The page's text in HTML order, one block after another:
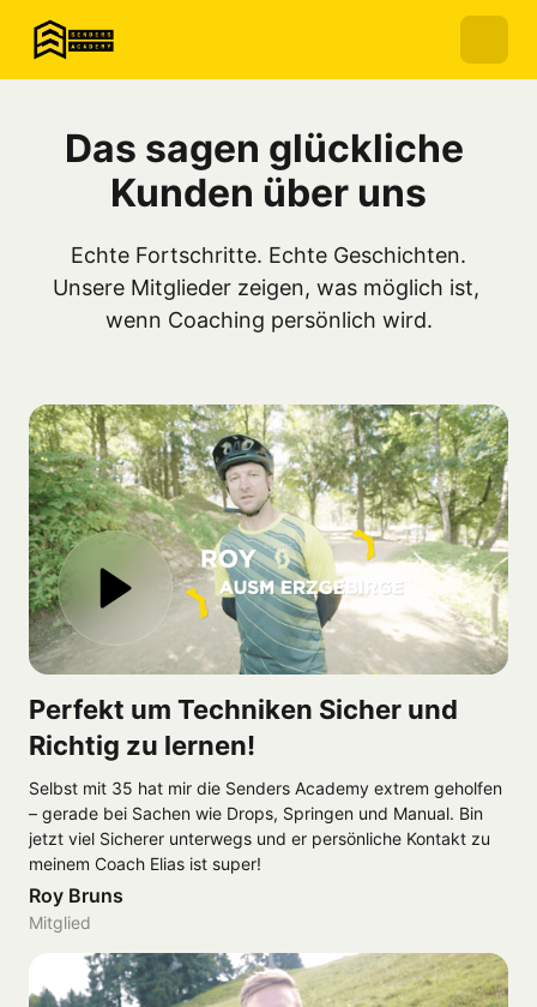
Das sagen glückliche
Kunden über uns
Echte Fortschritte. Echte Geschichten.
Unsere Mitglieder zeigen, was möglich ist,
wenn Coaching persönlich wird.
Perfekt um Techniken Sicher und
Richtig zu lernen!
Selbst mit 35 hat mir die Senders Academy extrem geholfen
– gerade bei Sachen wie Drops, Springen und Manual. Bin
jetzt viel Sicherer unterwegs und er persönliche Kontakt zu
meinem Coach Elias ist super!
Roy Bruns
Mitglied